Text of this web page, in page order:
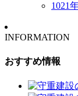
1021
INFORMATION
おすすめ情報